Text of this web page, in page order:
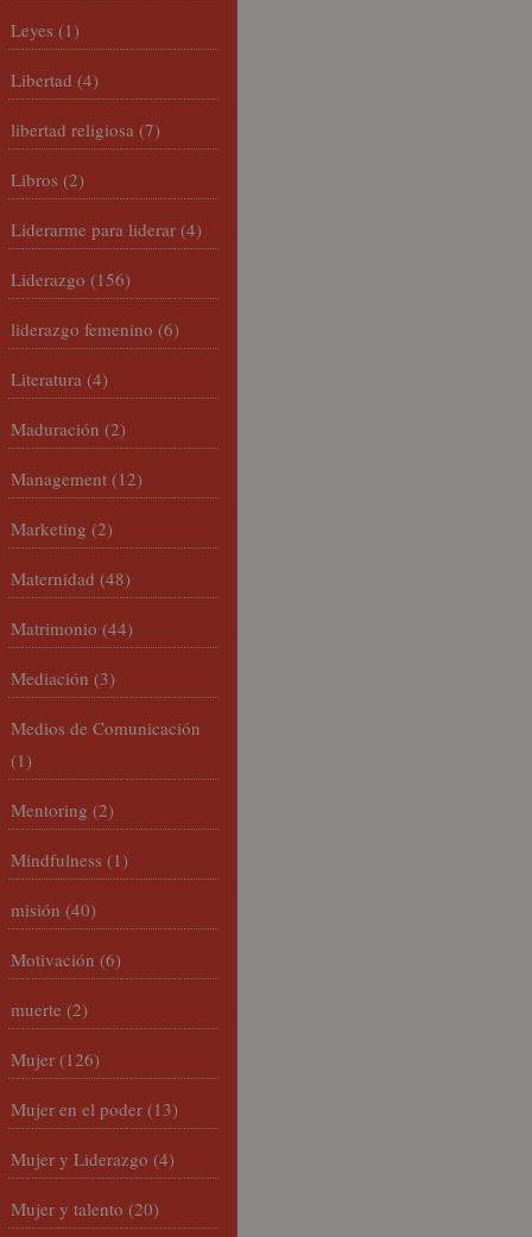
Leyes (1)
Libertad (4)
libertad religiosa (7)
Libros (2)
Liderarme para liderar (4)
Liderazgo (156)
liderazgo femenino (6)
Literatura (4)
Maduración (2)
Management (12)
Marketing (2)
Maternidad (48)
Matrimonio (44)
Mediación (3)
Medios de Comunicación
(1)
Mentoring (2)
Mindfulness (1)
misión (40)
Motivación (6)
muerte (2)
Mujer (126)
Mujer en el poder (13)
Mujer y Liderazgo (4)
Mujer y talento (20)